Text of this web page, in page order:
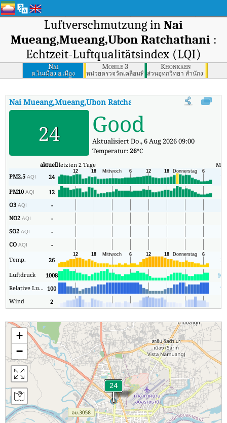
Luftverschmutzung in Nai
Mueang,Mueang,Ubon Ratchathani :
Echtzeit-Luftqualitätsindex (LQI)
Nai
Mueang,Mueang,Ubon
Ratchathani
ต.ในเมือง อ.เมือง
จ.อุบลราชธานี
Mobile 3
หน่วยตรวจวัดเคลื่อนที่ 3
Khonkaen
ส่วนอุทกวิทยา สำนักงานทรัพ
Nai Mueang,Mueang,Ubon Ratchathani Nai
24 Good
Aktualisiert Do., 6 Aug 2026 09:00
Temperatur:26°C
aktuellletzten 2 Tage
PM2.5AQI 24
17
PM10AQI 12
10
O3AQI -
NO2AQI -
SO2AQI -
COAQI -
Temp.
26
25
Luftdruck
1008
Relative Luftfeuchtigkeit 100
74
Wind
2
+
−